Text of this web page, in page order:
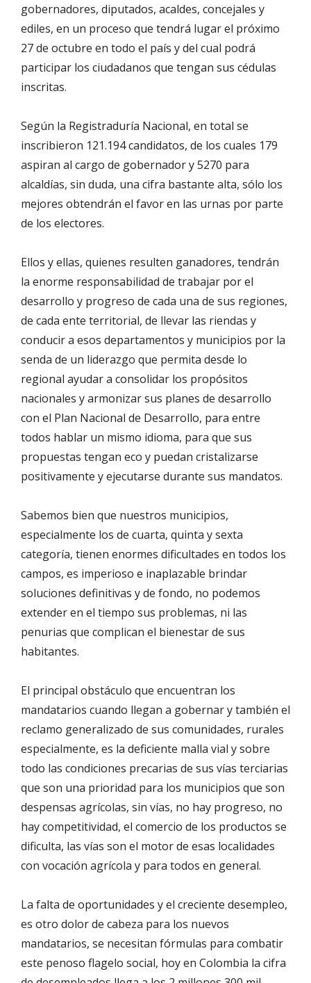
gobernadores, diputados, acaldes, concejales y
ediles, en un proceso que tendrá lugar el próximo
27 de octubre en todo el país y del cual podrá
participar los ciudadanos que tengan sus cédulas
inscritas.
Según la Registraduría Nacional, en total se
inscribieron 121.194 candidatos, de los cuales 179
aspiran al cargo de gobernador y 5270 para
alcaldías, sin duda, una cifra bastante alta, sólo los
mejores obtendrán el favor en las urnas por parte
de los electores.
Ellos y ellas, quienes resulten ganadores, tendrán
la enorme responsabilidad de trabajar por el
desarrollo y progreso de cada una de sus regiones,
de cada ente territorial, de llevar las riendas y
conducir a esos departamentos y municipios por la
senda de un liderazgo que permita desde lo
regional ayudar a consolidar los propósitos
nacionales y armonizar sus planes de desarrollo
con el Plan Nacional de Desarrollo, para entre
todos hablar un mismo idioma, para que sus
propuestas tengan eco y puedan cristalizarse
positivamente y ejecutarse durante sus mandatos.
Sabemos bien que nuestros municipios,
especialmente los de cuarta, quinta y sexta
categoría, tienen enormes dificultades en todos los
campos, es imperioso e inaplazable brindar
soluciones definitivas y de fondo, no podemos
extender en el tiempo sus problemas, ni las
penurias que complican el bienestar de sus
habitantes.
El principal obstáculo que encuentran los
mandatarios cuando llegan a gobernar y también el
reclamo generalizado de sus comunidades, rurales
especialmente, es la deficiente malla vial y sobre
todo las condiciones precarias de sus vías terciarias
que son una prioridad para los municipios que son
despensas agrícolas, sin vías, no hay progreso, no
hay competitividad, el comercio de los productos se
dificulta, las vías son el motor de esas localidades
con vocación agrícola y para todos en general.
La falta de oportunidades y el creciente desempleo,
es otro dolor de cabeza para los nuevos
mandatarios, se necesitan fórmulas para combatir
este penoso flagelo social, hoy en Colombia la cifra